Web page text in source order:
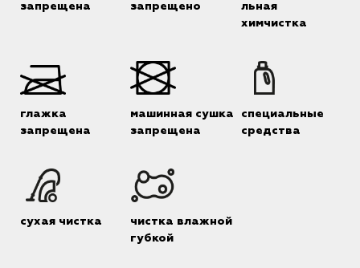
запрещена
запрещено
льная
химчистка
глажка
запрещена
машинная сушка
запрещена
специальные
средства
сухая чистка
чистка влажной
губкой